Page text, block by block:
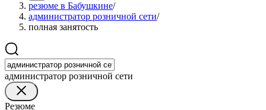
резюме в Бабушкине/
администратор розничной сети/
полная занятость
администратор розничной сети
Резюме